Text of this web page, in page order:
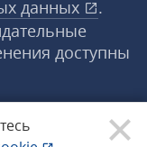
данных
.
доступны